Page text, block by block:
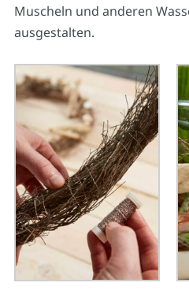
Muscheln und anderen
ausgestalten.